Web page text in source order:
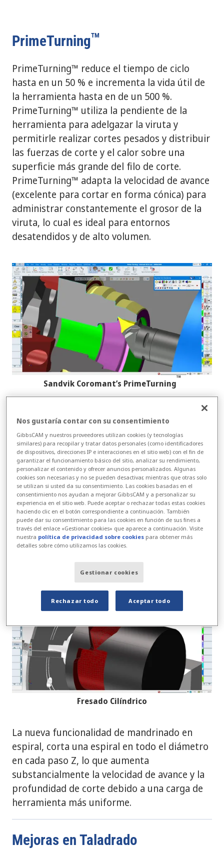
PrimeTurningTM
PrimeTurning™ reduce el tiempo de ciclo
hasta en un 50 % e incrementa la vida útil de
la herramienta hasta en de un 500 %.
PrimeTurning™ utiliza la pendiente de la
herramienta para adelgazar la viruta y
permitirle realizar cortes pesados ​​y distribuir
las fuerzas de corte y el calor sobre una
superficie más grande del filo de corte.
PrimeTurning™ adapta la velocidad de avance
(excelente para cortar en forma cónica) para
administrar constantemente el grosor de la
viruta, lo cual es ideal para entornos
desatendidos y de alto volumen.
Sandvik Coromant’s PrimeTurning
™
Mejoras en Fresado
El fresado cilíndrico es más fácil con la
selección directa de un "Rebanado" en el eje
de profundidad CS: seleccione un perfil
cerrado para mecanizar una cavidad o un
saliente cilíndrico, o seleccione dos bucles
para mecanizar una ranura o un anillo sin
necesidad de extraer la geometría del borde y
Fresado Cilíndrico
La nueva funcionalidad de mandrinado en
espiral, corta una espiral en todo el diámetro
en cada paso Z, lo que aumenta
substancialmente la velocidad de avance y la
profundidad de corte debido a una carga de
herramienta más uniforme.
Mejoras en Taladrado
Nos gustaría contar con su consentimiento
GibbsCAM y nuestros proveedores utilizan cookies (y tecnologías
similares) para recopilar y tratar datos personales (como identificadores
de dispositivos, direcciones IP e interacciones en el sitio web) con el fin de
garantizar el funcionamiento básico del sitio, analizar su rendimiento,
personalizar el contenido y ofrecer anuncios personalizados. Algunas
cookies son necesarias y no se pueden desactivar, mientras que otras solo
se utilizan si usted da su consentimiento. Las cookies basadas en el
consentimiento nos ayudan a mejorar GibbsCAM y a personalizar su
experiencia en el sitio web. Puede aceptar o rechazar todas estas cookies
haciendo clic en el botón correspondiente a continuación. También
puede dar su consentimiento para las cookies en función de sus fines a
través del enlace «Gestionar cookies» que aparece a continuación. Visite
nuestra política de privacidad sobre cookies para obtener más
detalles sobre cómo utilizamos las cookies.
Gestionar cookies
Rechazar todo Aceptar todo